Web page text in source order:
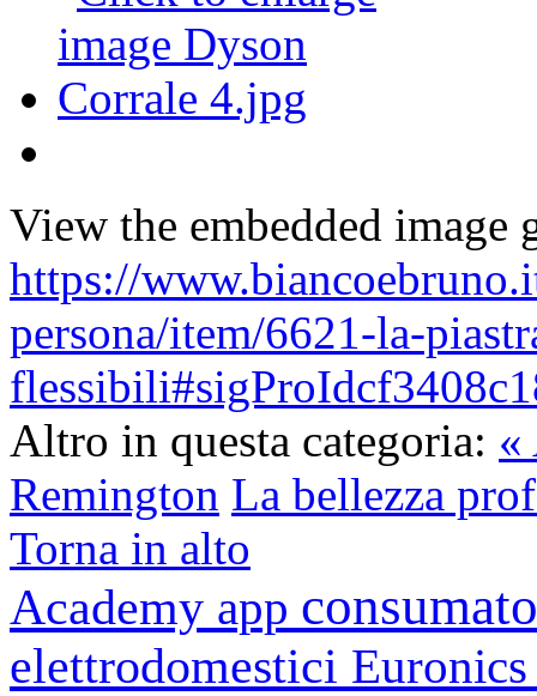
View the embedded image
https://
persona/item/6621-la-
Altro in questa categoria: «
Remington La bellezza
Torna in alto
Academy app
elettrodomestici